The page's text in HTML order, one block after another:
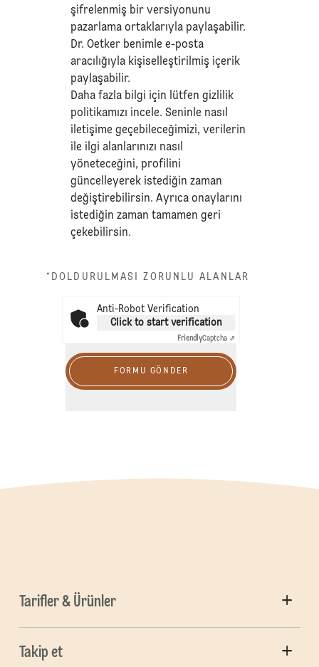
şifrelenmiş bir versiyonunu
pazarlama ortaklarıyla paylaşabilir.
Dr. Oetker benimle e-posta
aracılığıyla kişiselleştirilmiş içerik
paylaşabilir.
Daha fazla bilgi için lütfengizlilik
politikamızı incele. Seninle nasıl
iletişime geçebileceğimizi, verilerin
ile ilgi alanlarınızı nasıl
yöneteceğini, profilini
güncelleyerek istediğin zaman
değiştirebilirsin. Ayrıca onaylarını
istediğin zaman tamamen geri
çekebilirsin.
*DOLDURULMASI ZORUNLU ALANLAR
Anti-Robot Verification
Click to start verification
FriendlyCaptcha ⇗
FORMU GÖNDER
Tarifler & Ürünler
Takip et